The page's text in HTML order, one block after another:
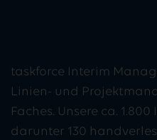
taskforce Interim
Linien- und
Faches. Unsere ca. 1.800
darunter 130